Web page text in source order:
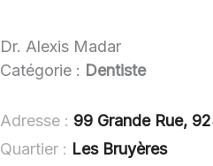
Dr. Alexis Madar
Catégorie : Dentiste
Adresse : 99 Grande Rue,
Quartier : Les Bruyères